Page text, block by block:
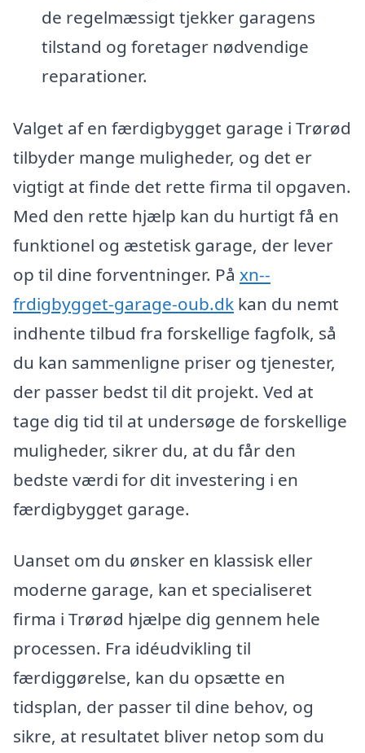
de regelmæssigt tjekker garagens
tilstand og foretager nødvendige
reparationer.
Valget af en færdigbygget garage i Trørød
tilbyder mange muligheder, og det er
vigtigt at finde det rette firma til opgaven.
Med den rette hjælp kan du hurtigt få en
funktionel og æstetisk garage, der lever
op til dine forventninger. På xn--
frdigbygget-garage-oub.dk kan du nemt
indhente tilbud fra forskellige fagfolk, så
du kan sammenligne priser og tjenester,
der passer bedst til dit projekt. Ved at
tage dig tid til at undersøge de forskellige
muligheder, sikrer du, at du får den
bedste værdi for dit investering i en
færdigbygget garage.
Uanset om du ønsker en klassisk eller
moderne garage, kan et specialiseret
firma i Trørød hjælpe dig gennem hele
processen. Fra idéudvikling til
færdiggørelse, kan du opsætte en
tidsplan, der passer til dine behov, og
sikre, at resultatet bliver netop som du